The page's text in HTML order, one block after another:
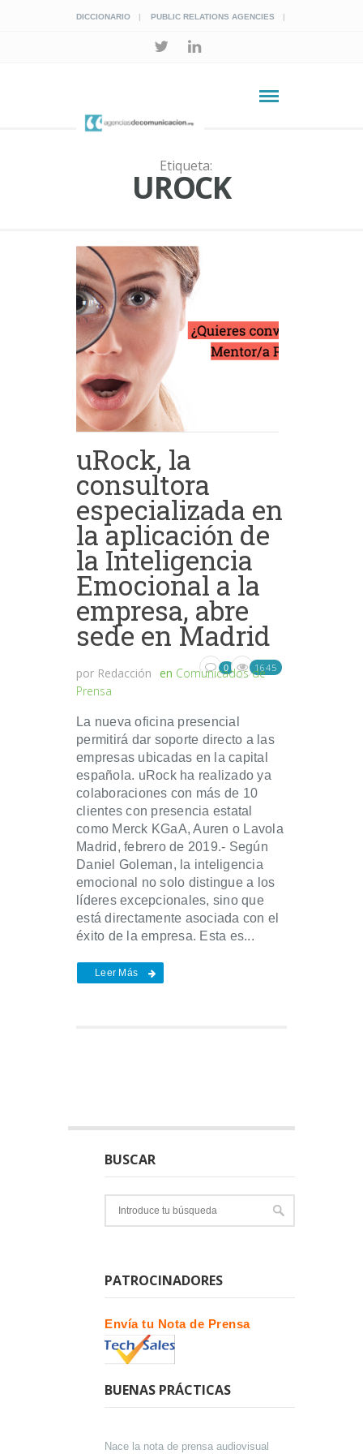
DICCIONARIO PUBLIC RELATIONS AGENCIES
Etiqueta:
UROCK
uRock, la
consultora
especializada en
la aplicación de
la Inteligencia
Emocional a la
empresa, abre
sede en Madrid
por Redacción en Comunicados de
Prensa
0 1645
La nueva oficina presencial
permitirá dar soporte directo a las
empresas ubicadas en la capital
española. uRock ha realizado ya
colaboraciones con más de 10
clientes con presencia estatal
como Merck KGaA, Auren o Lavola
Madrid, febrero de 2019.- Según
Daniel Goleman, la inteligencia
emocional no solo distingue a los
líderes excepcionales, sino que
está directamente asociada con el
éxito de la empresa. Esta es...
Leer Más
BUSCAR
PATROCINADORES
Envía tu Nota de Prensa
BUENAS PRÁCTICAS
Nace la nota de prensa audiovisual